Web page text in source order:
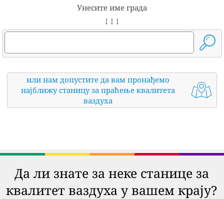
Унесите име града
↓ ↓ ↓
или нам допустите да вам пронађемо
најближу станицу за праћење квалитета
ваздуха
Да ли знате за неке станице за
квалитет ваздуха у вашем крају?